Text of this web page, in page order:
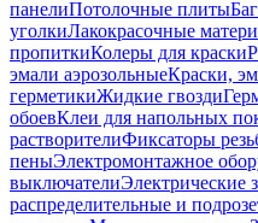
панелиПотолочные плиты
уголкиЛакокрасочные
пропиткиКолеры для краски
эмали аэрозольныеКраски,
герметикиЖидкие гвозди
обоевКлеи для напольных
растворителиФиксаторы
пеныЭлектромонтажное
выключателиЭлектрические
распределительные и